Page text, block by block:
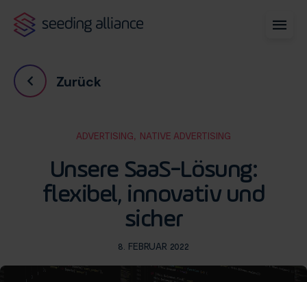
Zurück
ADVERTISING, NATIVE ADVERTISING
Unsere SaaS-Lösung:
flexibel, innovativ und
sicher
8. FEBRUAR 2022